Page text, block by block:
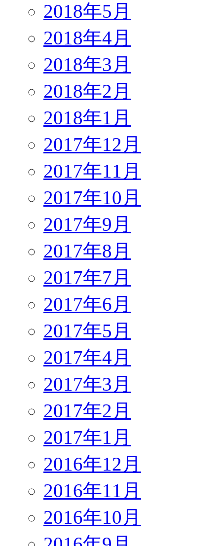
2018年5月
2018年4月
2018年3月
2018年2月
2018年1月
2017年12月
2017年11月
2017年10月
2017年9月
2017年8月
2017年7月
2017年6月
2017年5月
2017年4月
2017年3月
2017年2月
2017年1月
2016年12月
2016年11月
2016年10月